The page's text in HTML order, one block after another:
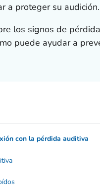
a proteger su audición.
los signos de pérdida
puede ayudar a
con la pérdida auditiva